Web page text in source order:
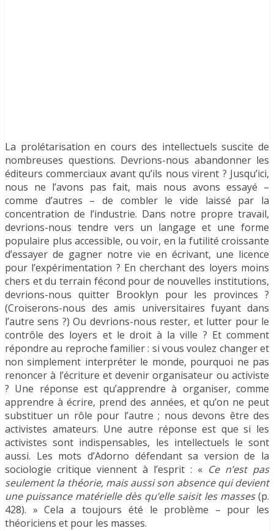
La prolétarisation en cours des intellectuels suscite de
nombreuses questions. Devrions-nous abandonner les
éditeurs commerciaux avant qu’ils nous virent ? Jusqu’ici,
nous ne l’avons pas fait, mais nous avons essayé –
comme d’autres – de combler le vide laissé par la
concentration de l’industrie. Dans notre propre travail,
devrions-nous tendre vers un langage et une forme
populaire plus accessible, ou voir, en la futilité croissante
d’essayer de gagner notre vie en écrivant, une licence
pour l’expérimentation ? En cherchant des loyers moins
chers et du terrain fécond pour de nouvelles institutions,
devrions-nous quitter Brooklyn pour les provinces ?
(Croiserons-nous des amis universitaires fuyant dans
l’autre sens ?) Ou devrions-nous rester, et lutter pour le
contrôle des loyers et le droit à la ville ? Et comment
répondre au reproche familier : si vous voulez changer et
non simplement interpréter le monde, pourquoi ne pas
renoncer à l’écriture et devenir organisateur ou activiste
? Une réponse est qu’apprendre à organiser, comme
apprendre à écrire, prend des années, et qu’on ne peut
substituer un rôle pour l’autre ; nous devons être des
activistes amateurs. Une autre réponse est que si les
activistes sont indispensables, les intellectuels le sont
aussi. Les mots d’Adorno défendant sa version de la
sociologie critique viennent à l’esprit : « Ce n’est pas
seulement la théorie, mais aussi son absence qui devient
une puissance matérielle dès qu’elle saisit les masses(p.
428). » Cela a toujours été le problème – pour les
théoriciens et pour les masses.